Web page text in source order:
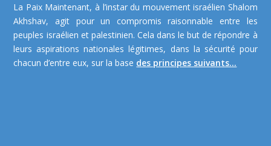
La Paix Maintenant, à l’instar du mouvement israélien Shalom
Akhshav, agit pour un compromis raisonnable entre les
peuples israélien et palestinien. Cela dans le but de répondre à
leurs aspirations nationales légitimes, dans la sécurité pour
chacun d’entre eux, sur la base des principes suivants...